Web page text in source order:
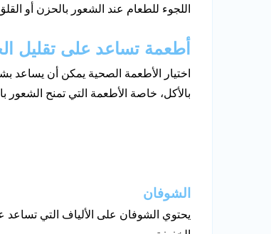
اللجوء للطعام عند الشعور بالحزن أو
أطعمة تساعد على تقليل
اختيار الأطعمة الصحية يمكن أن يساعد
بالأكل، خاصة الأطعمة التي تمنح
الشوفان
يحتوي الشوفان على الألياف التي تساعد